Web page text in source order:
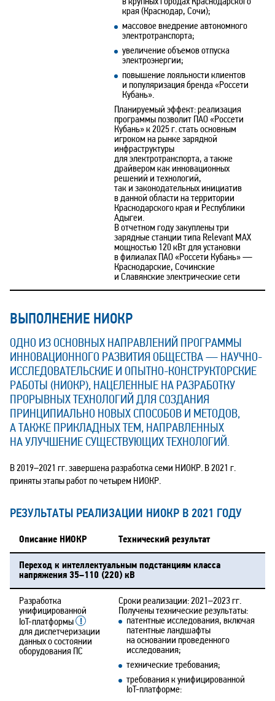
в крупных городах Краснодарского
края (Краснодар, Сочи);
массовое внедрение автономного
электротранспорта;
увеличение объемов отпуска
электроэнергии;
повышение лояльности клиентов
и популяризация бренда «Россети
Кубань».
Планируемый эффект: реализация
программы позволит ПАО «Россети
Кубань» к 2025 г. стать основным
игроком на рынке зарядной
инфраструктуры
для электротранспорта, а также
драйвером как инновационных
решений и технологий,
так и законодательных инициатив
в данной области на территории
Краснодарского края и Республики
Адыгеи.
В отчетном году закуплены три
зарядные станции типа Relevant MAX
мощностью 120 кВт для установки
в филиалах ПАО «Россети Кубань» —
Краснодарские, Сочинские
и Славянские электрические сети
ВЫПОЛНЕНИЕ НИОКР
ОДНО ИЗ ОСНОВНЫХ НАПРАВЛЕНИЙ ПРОГРАММЫ
ИННОВАЦИОННОГО РАЗВИТИЯ ОБЩЕСТВА — НАУЧНО-
ИССЛЕДОВАТЕЛЬСКИЕ И ОПЫТНО-КОНСТРУКТОРСКИЕ
РАБОТЫ (НИОКР), НАЦЕЛЕННЫЕ НА РАЗРАБОТКУ
ПРОРЫВНЫХ ТЕХНОЛОГИЙ ДЛЯ СОЗДАНИЯ
ПРИНЦИПИАЛЬНО НОВЫХ СПОСОБОВ И МЕТОДОВ,
А ТАКЖЕ ПРИКЛАДНЫХ ТЕМ, НАПРАВЛЕННЫХ
НА УЛУЧШЕНИЕ СУЩЕСТВУЮЩИХ ТЕХНОЛОГИЙ.
В2019–2021 гг. завершена разработка семи НИОКР. В 2021 г.
приняты этапы работ по четырем НИОКР.
РЕЗУЛЬТАТЫ РЕАЛИЗАЦИИ НИОКР В 2021 ГОДУ
Описание НИОКР Технический результат
Переход к интеллектуальным подстанциям класса
напряжения 35–110 (220) кВ
Разработка
унифицированной
IoT-платформы
для диспетчеризации
данных о состоянии
оборудования ПС
Сроки реализации: 2021–2023 гг.
Получены технические результаты:
патентные исследования, включая
патентные ландшафты
на основании проведенного
исследования;
технические требования;
требования к унифицированной
IoT-платформе: